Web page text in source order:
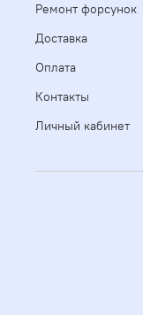
Ремонт форсунок
Доставка
Оплата
Контакты
Личный кабинет